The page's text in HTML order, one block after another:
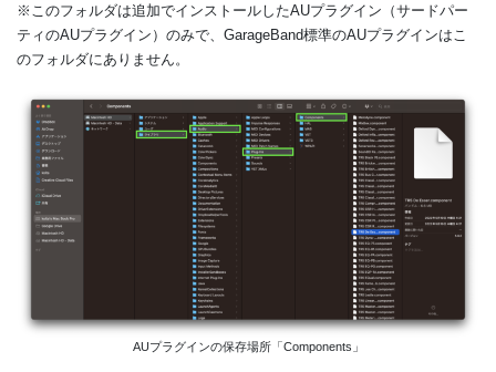
※このフォルダは追加でインストールしたAUプラグイン（サードパー
ティのAUプラグイン）のみで、GarageBand標準のAUプラグインはこ
のフォルダにありません。
AUプラグインの保存場所「Components」